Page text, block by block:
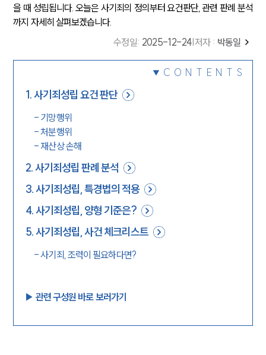
을 때 성립됩니다. 오늘은 사기죄의 정의부터 요건판단, 관련 판례 분석
까지 자세히 살펴보겠습니다.
수정일: 2025-12-24 저자 : 박동일
CONTENTS
1.사기죄성립 요건 판단
- 기망행위
-처분행위
- 재산상 손해
2.사기죄성립 판례 분석
3.사기죄성립, 특경법의 적용
4.사기죄성립, 양형 기준은?
5.사기죄성립, 사건 체크리스트
-사기죄, 조력이 필요하다면?
▶︎ 관련 구성원 바로 보러가기